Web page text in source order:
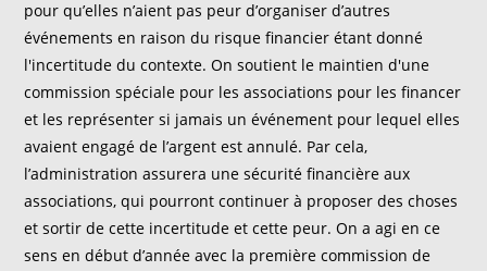
pour qu’elles n’aient pas peur d’organiser d’autres
événements en raison du risque financier étant donné
l'incertitude du contexte. On soutient le maintien d'une
commission spéciale pour les associations pour les financer
et les représenter si jamais un événement pour lequel elles
avaient engagé de l’argent est annulé. Par cela,
l’administration assurera une sécurité financière aux
associations, qui pourront continuer à proposer des choses
et sortir de cette incertitude et cette peur. On a agi en ce
sens en début d’année avec la première commission de